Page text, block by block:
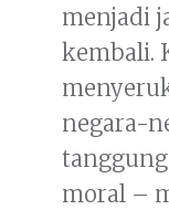
menjadi
kembali.
negara-
moral –